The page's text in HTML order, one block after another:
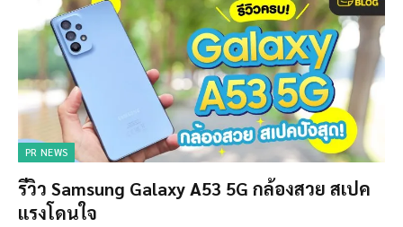
PR NEWS
รีวิว Samsung Galaxy A53 5G กล้องสวย สเปค
แรงโดนใจ